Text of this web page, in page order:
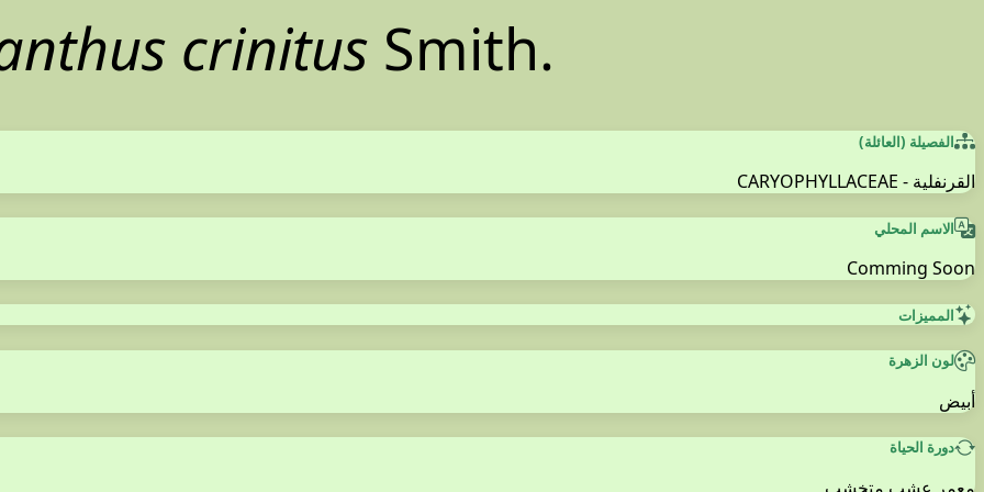
crinitus Smith.
الفصيلة (العائلة)
القرنفلية - CARYOPHYLLACEAE
الاسم المحلي
Comming Soon
المميزات
لون الزهرة
أبيض
دورة الحياة